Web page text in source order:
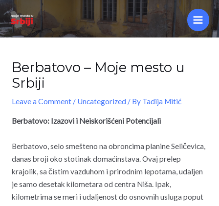
Skip
to
content
Main
Berbatovo – Moje mesto u
Srbiji
Leave a Comment / Uncategorized / By Tadija Mitić
Berbatovo: Izazovi i Neiskorišćeni Potencijali
Berbatovo, selo smešteno na obroncima planine Seličevica,
danas broji oko stotinak domaćinstava. Ovaj prelep
krajolik, sa čistim vazduhom i prirodnim lepotama, udaljen
je samo desetak kilometara od centra Niša. Ipak,
kilometrima se meri i udaljenost do osnovnih usluga poput